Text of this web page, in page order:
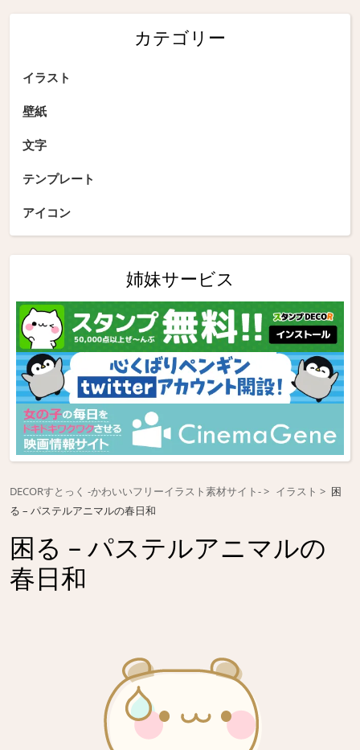
カテゴリー
イラスト
壁紙
文字
テンプレート
アイコン
姉妹サービス
DECORすとっく -かわいいフリーイラスト素材サイト- イラスト
困
る – パステルアニマルの春日和
困る – パステルアニマルの
春日和